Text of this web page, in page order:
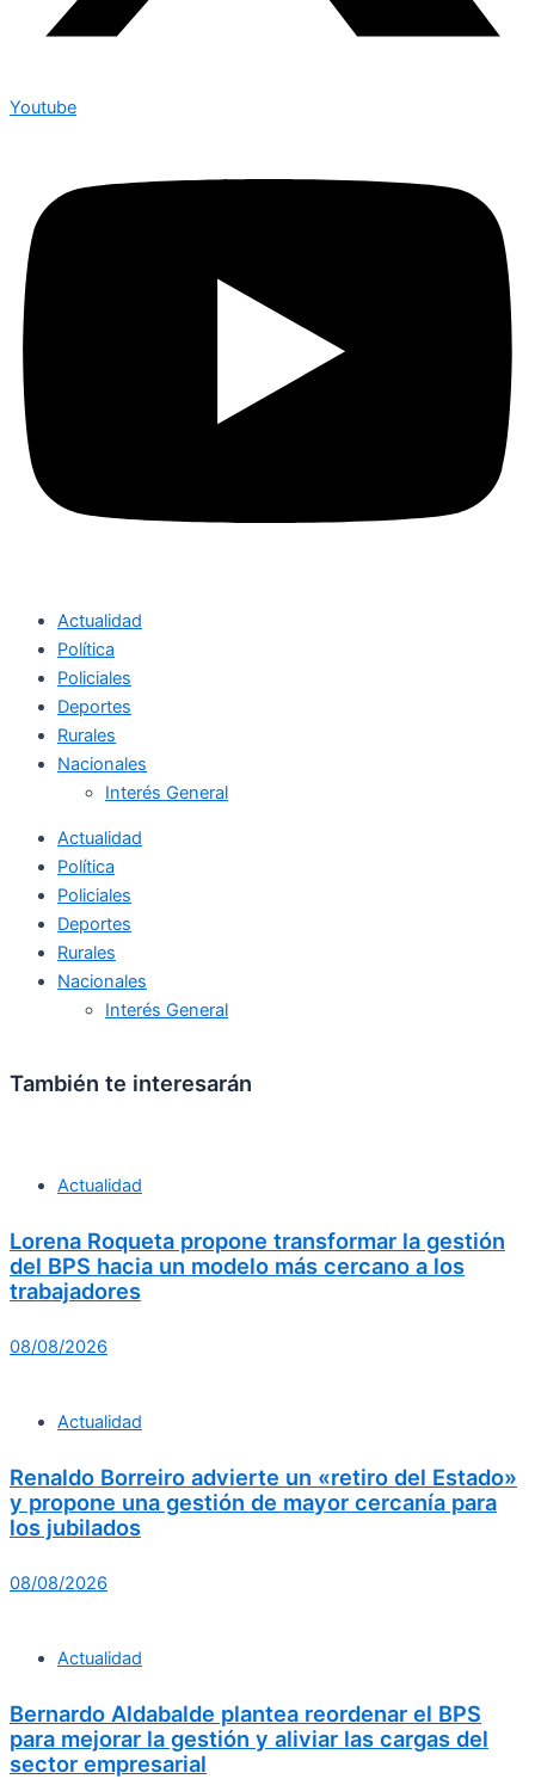
Youtube
Actualidad
Política
Policiales
Deportes
Rurales
Nacionales
Interés General
Actualidad
Política
Policiales
Deportes
Rurales
Nacionales
Interés General
También te interesarán
Actualidad
Lorena Roqueta propone transformar la gestión
del BPS hacia un modelo más cercano a los
trabajadores
08/08/2026
Actualidad
Renaldo Borreiro advierte un «retiro del Estado»
y propone una gestión de mayor cercanía para
los jubilados
08/08/2026
Actualidad
Bernardo Aldabalde plantea reordenar el BPS
para mejorar la gestión y aliviar las cargas del
sector empresarial